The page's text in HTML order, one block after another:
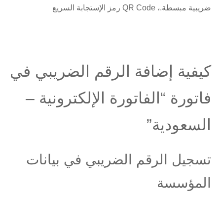
ضريبية مبسطة.، QR Code رمز الإستجابة السريع
كيفية إضافة الرقم الضريبي في
فاتورة “الفاتورة الإلكترونية –
السعودية”
تسجيل الرقم الضريبي في بيانات
المؤسسة